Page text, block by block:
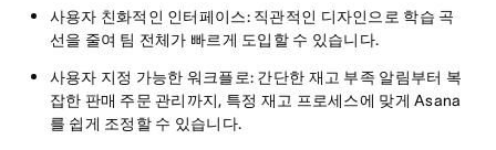
사용자 친화적인 인터페이스: 직관적인 디자인으로 학습 곡
선을 줄여 팀 전체가 빠르게 도입할 수 있습니다.
사용자 지정 가능한 워크플로: 간단한 재고 부족 알림부터 복
잡한 판매 주문 관리까지, 특정 재고 프로세스에 맞게 Asana
를 쉽게 조정할 수 있습니다.